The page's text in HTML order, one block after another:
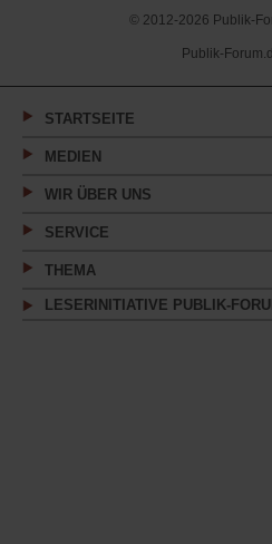
© 2012-2026 Publik-
Publik-
STARTSEITE
MEDIEN
WIR ÜBER UNS
SERVICE
THEMA
LESERINITIATIVE PUBLIK-